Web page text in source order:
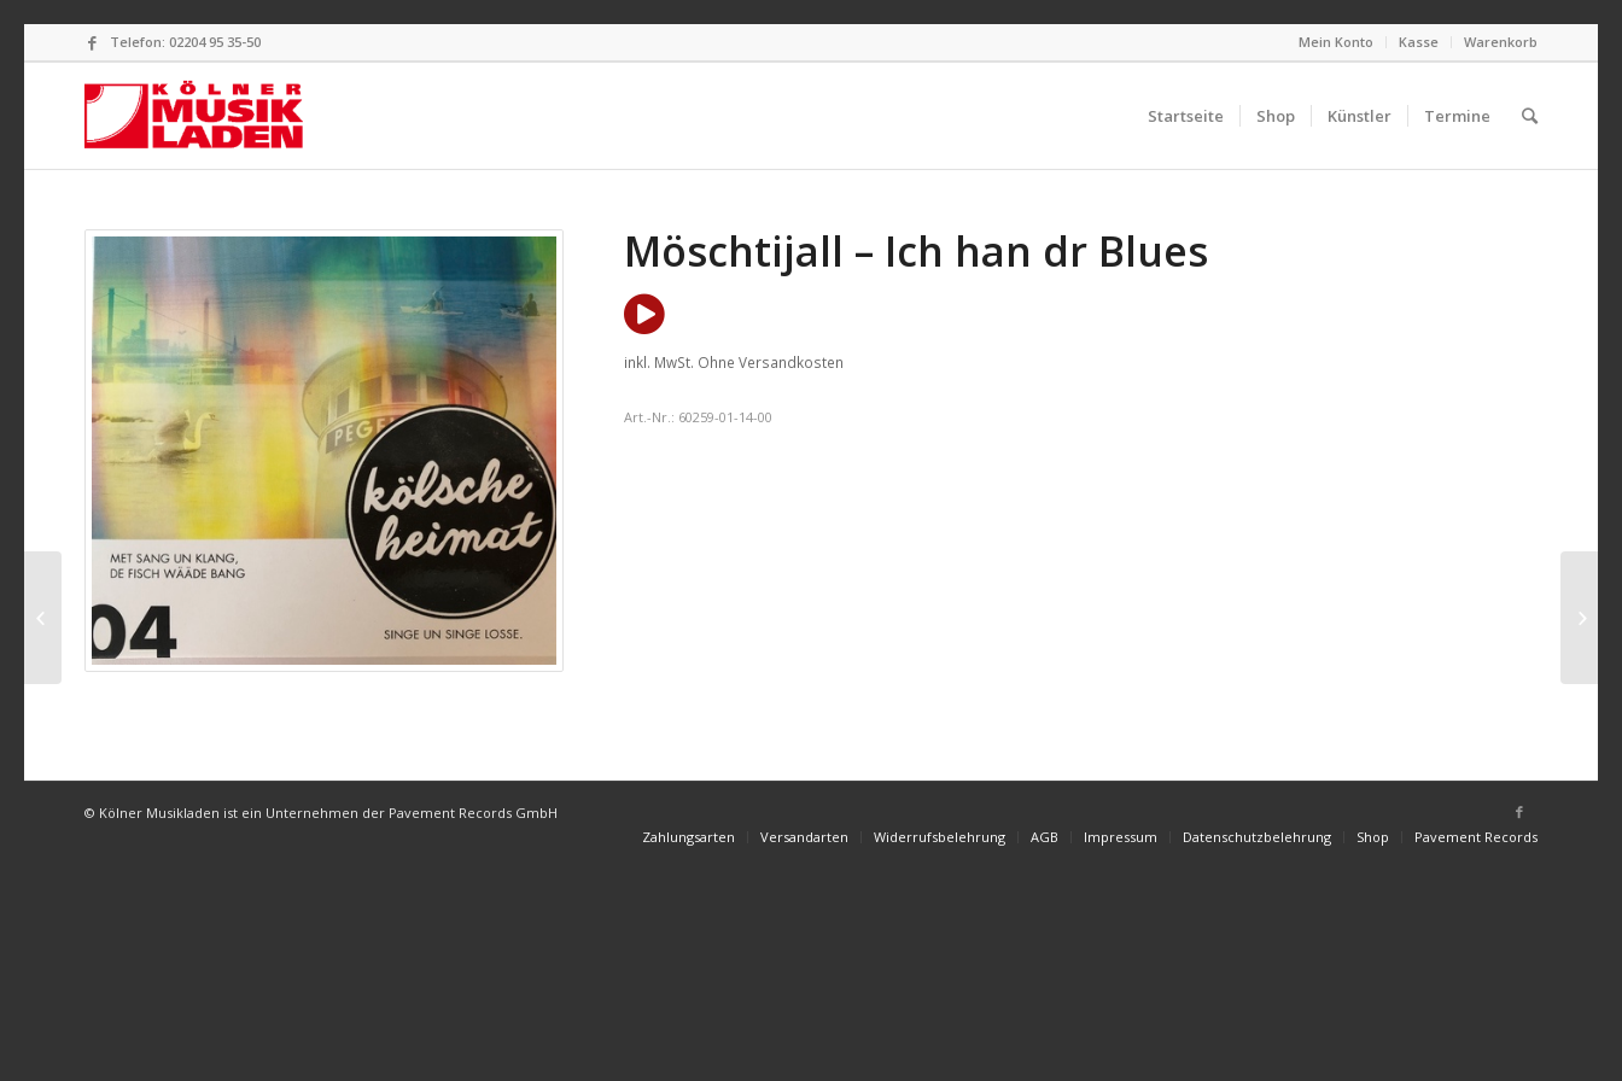
Mein Konto Kasse Warenkorb
Telefon: 02204 95 35-50
Startseite Shop Künstler Termine
Möschtijall – Ich han dr Blues
inkl. MwSt. Ohne Versandkosten
Art.-Nr.: 60259-01-14-00
© Kölner Musikladen ist ein Unternehmen der Pavement Records GmbH
Zahlungsarten
Versandarten Widerrufsbelehrung AGB Impressum Datenschutzbelehrung Shop Pavement Records
Ming Zigg es jekumme